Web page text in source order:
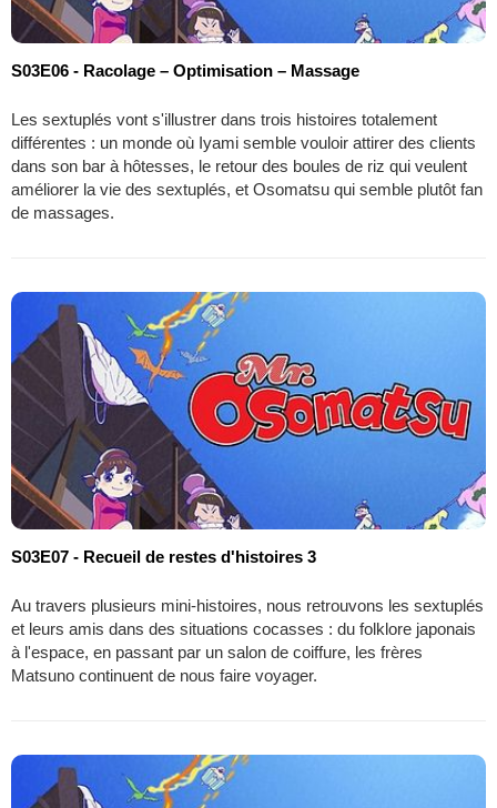
S03E06 - Racolage – Optimisation – Massage
Les sextuplés vont s'illustrer dans trois histoires totalement
différentes : un monde où Iyami semble vouloir attirer des clients
dans son bar à hôtesses, le retour des boules de riz qui veulent
améliorer la vie des sextuplés, et Osomatsu qui semble plutôt fan
de massages.
S03E07 - Recueil de restes d'histoires 3
Au travers plusieurs mini-histoires, nous retrouvons les sextuplés
et leurs amis dans des situations cocasses : du folklore japonais
à l'espace, en passant par un salon de coiffure, les frères
Matsuno continuent de nous faire voyager.